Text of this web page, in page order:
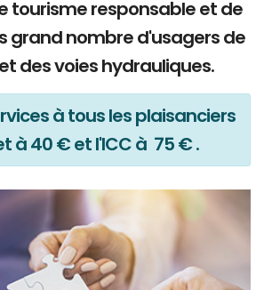
tourisme responsable et de
grand nombre d'usagers de
des voies hydrauliques.
à tous les plaisanciers
à 40 € et l'ICC à 75 € .